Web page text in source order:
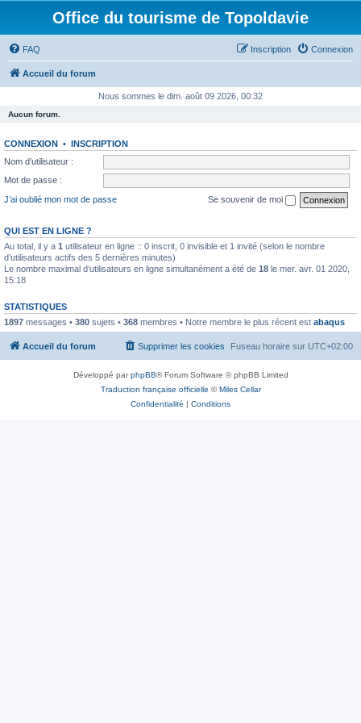
Office du tourisme de Topoldavie
FAQ Connexion
Inscription
Accueil du forum
Nous sommes le dim. août 09 2026, 00:32
Aucun forum.
CONNEXION • INSCRIPTION
Nom d’utilisateur :
Mot de passe :
J’ai oublié mon mot de passe
Se souvenir de moi
QUI EST EN LIGNE ?
Au total, il y a 1 utilisateur en ligne :: 0 inscrit, 0 invisible et 1 invité (selon le nombre
d’utilisateurs actifs des 5 dernières minutes)
Le nombre maximal d’utilisateurs en ligne simultanément a été de 18 le mer. avr. 01 2020,
15:18
STATISTIQUES
1897 messages • 380 sujets • 368 membres • Notre membre le plus récent est abaqus
Accueil du forum Fuseau horaire sur UTC+02:00
Supprimer les cookies
Développé parphpBB® Forum Software © phpBB Limited
Traduction française officielle ©Miles Cellar
Confidentialité | Conditions